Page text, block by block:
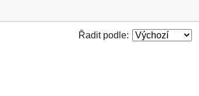
Řadit podle: